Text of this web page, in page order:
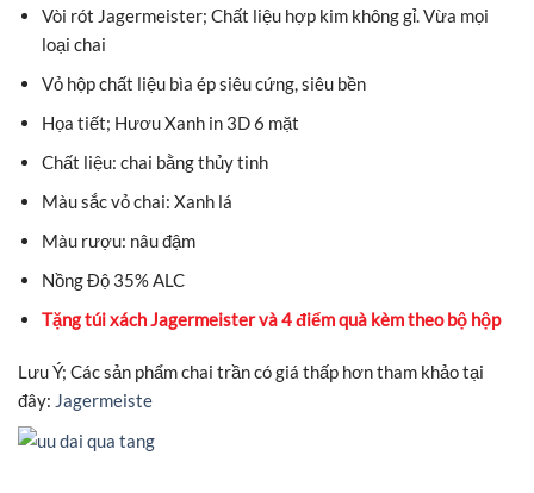
Vòi rót Jagermeister; Chất liệu hợp kim không gỉ. Vừa mọi
loại chai
Vỏ hộp chất liệu bìa ép siêu cứng, siêu bền
Họa tiết; Hươu Xanh in 3D 6 mặt
Chất liệu: chai bằng thủy tinh
Màu sắc vỏ chai: Xanh lá
Màu rượu: nâu đậm
Nồng Độ 35% ALC
Tặng túi xách Jagermeister và 4 điểm quà kèm theo bộ hộp
Lưu Ý; Các sản phẩm chai trần có giá thấp hơn tham khảo tại
đây: Jagermeiste